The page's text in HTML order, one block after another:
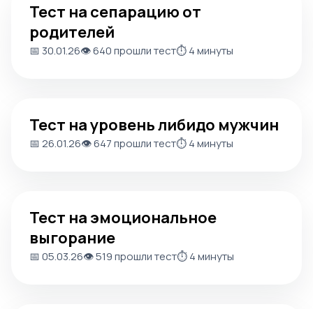
Тест на сепарацию от
родителей
📅 30.01.26👁️ 640 прошли тест⏱️ 4 минуты
Тест на уровень либидо мужчин
📅 26.01.26👁️ 647 прошли тест⏱️ 4 минуты
Тест на эмоциональное
выгорание
📅 05.03.26👁️ 519 прошли тест⏱️ 4 минуты